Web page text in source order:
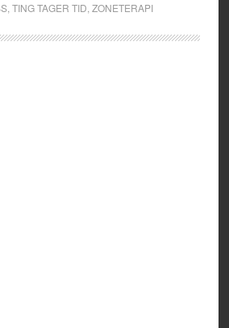
, TING TAGER TID ZONETERAPI